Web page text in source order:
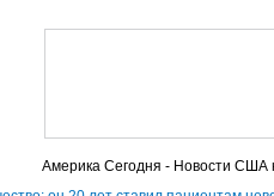
Америка Сегодня - Новости США